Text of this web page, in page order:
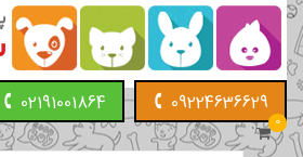
09224636629
02191001864
0